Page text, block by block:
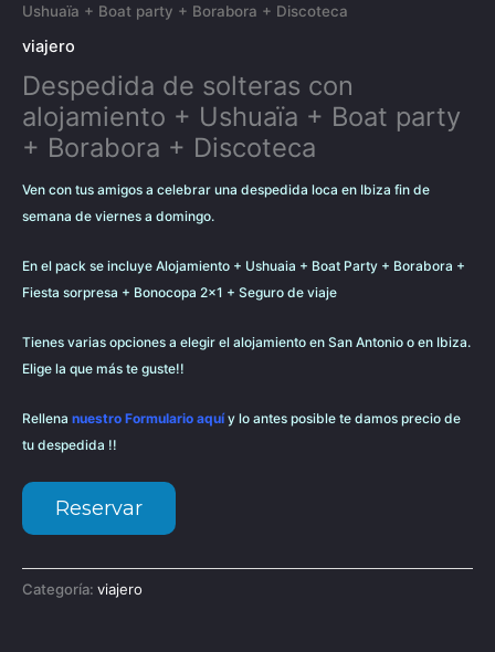
Ushuaïa + Boat party + Borabora + Discoteca
viajero
Despedida de solteras con
alojamiento + Ushuaïa + Boat party
+ Borabora + Discoteca
Ven con tus amigos a celebrar una despedida loca en Ibiza fin de
semana de viernes a domingo.
En el pack se incluye Alojamiento + Ushuaia + Boat Party + Borabora +
Fiesta sorpresa + Bonocopa 2×1 + Seguro de viaje
Tienes varias opciones a elegir el alojamiento en San Antonio o en Ibiza.
Elige la que más te guste!!
Rellena nuestro Formulario aquí y lo antes posible te damos precio de
tu despedida !!
Reservar
Categoría: viajero